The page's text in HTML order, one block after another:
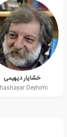
خشایار دیهیمی
Deyhimi